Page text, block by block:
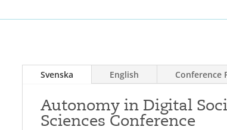
Svenska English Conference
Autonomy in Digital
Sciences Conference